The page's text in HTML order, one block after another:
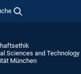
Sciences and Technology
München